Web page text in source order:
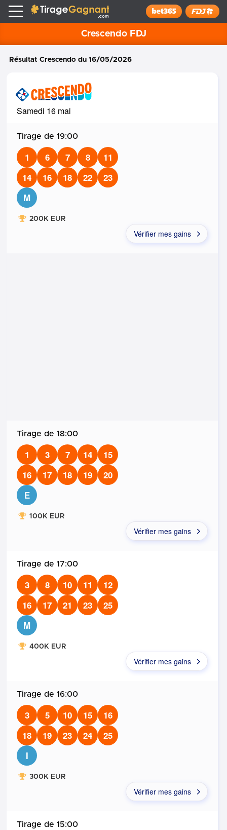
x
Tirage Gagnant
Installer
Résultat Crescendo du 16/05/2026
Samedi 16 mai
19:00
1 6 7 8
11
14
16 18 22
23
M
200K EUR
Vérifier mes gains
18:00
1 3 7 14
15
16
17 18 19
20
E
100K EUR
Vérifier mes gains
17:00
3 8 10 11
12
16
17 21 23
25
M
400K EUR
Vérifier mes gains
16:00
3 5 10 15
16
18
19 23 24
25
I
300K EUR
Vérifier mes gains
15:00